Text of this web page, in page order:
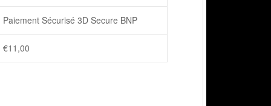
Paiement Sécurisé 3D Secure BNP
€11,00